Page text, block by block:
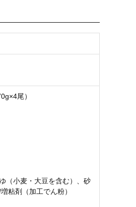
尾）
（小麦・大豆を含む）、砂
粘剤（加工でん粉）